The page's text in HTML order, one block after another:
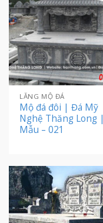
LĂNG MỘ ĐÁ
Mộ đá đôi | Đá Mỹ
Nghệ Thăng Long |
Mẫu – 021